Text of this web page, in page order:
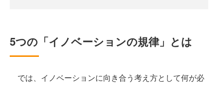
5つの「イノベーションの規律」とは
では、イノベーションに向き合う考え方として何が必